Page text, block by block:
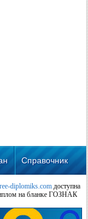
Справочник
diplomiks.com доступна
на бланке ГОЗНАК